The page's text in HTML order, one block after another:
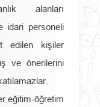
alanları
idari personeli
edilen kişiler
ve önerilerini
eğitim-öğretim